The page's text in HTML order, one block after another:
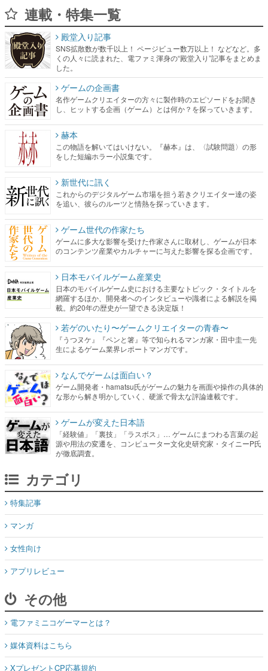
連載・特集一覧
殿堂入り記事
SNS拡散数が数千以上！ ページビュー数万以上！ などなど。多
くの人々に読まれた、電ファミ渾身の“殿堂入り”記事をまとめま
した。
ゲームの企画書
名作ゲームクリエイターの方々に製作時のエピソードをお聞き
し、ヒットする企画（ゲーム）とは何か？を探っていきます。
赫本
この物語を解いてはいけない。『赫本』は、〈試験問題〉の形
をした短編ホラー小説集です。
新世代に訊く
これからのデジタルゲーム市場を担う若きクリエイター達の姿
を追い、彼らのルーツと情熱を探っていきます。
ゲーム世代の作家たち
ゲームに多大な影響を受けた作家さんに取材し、ゲームが日本
のコンテンツ産業やカルチャーに与えた影響を探る企画です。
日本モバイルゲーム産業史
日本のモバイルゲーム史における主要なトピック・タイトルを
網羅するほか、開発者へのインタビューや識者による解説を掲
載。約20年の歴史が一望できる決定版！
若ゲのいたり〜ゲームクリエイターの青春〜
『うつヌケ』『ペンと箸』等で知られるマンガ家・田中圭一先
生によるゲーム業界レポートマンガです。
なんでゲームは面白い？
ゲーム開発者・hamatsu氏がゲームの魅力を画面や操作の具体的
な形から解き明かしていく、硬派で骨太な評論連載です。
ゲームが変えた日本語
「経験値」「裏技」「ラスボス」… ゲームにまつわる言葉の起
源や用法の変遷を、コンピューター文化史研究家・タイニーP氏
が徹底調査。
カテゴリ
特集記事
マンガ
女性向け
アプリレビュー
その他
電ファミニコゲーマーとは？
媒体資料はこちら
XプレゼントCP応募規約